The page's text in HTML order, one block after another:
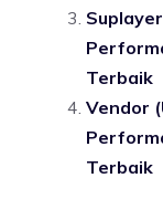
Terbaik
Vendor
Terbaik